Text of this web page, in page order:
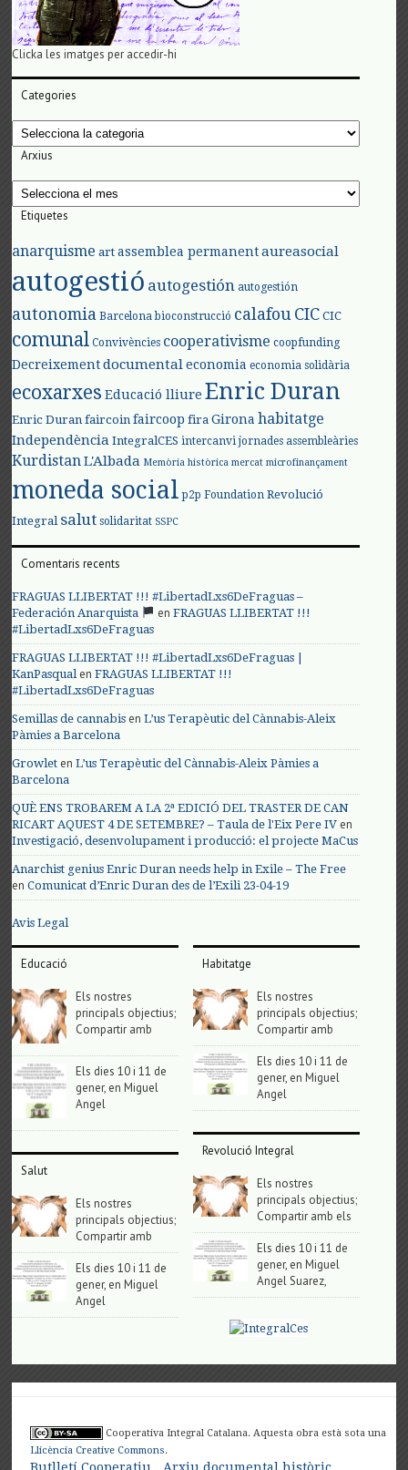
Clicka les imatges per accedir-hi
Categories
Categories
Arxius
Arxius
Etiquetes
anarquisme art assemblea permanent aureasocial
autogestió autogestión autogestión
autonomia Barcelona bioconstrucció calafou CIC CIC
comunal Convivències cooperativisme coopfunding
Decreixement documental economia economia solidària
ecoxarxes Educació lliure Enric Duran
Enric Duran faircoin faircoop fira Girona habitatge
Independència IntegralCES intercanvi jornades assembleàries
KurdistanL'Albada Memòria històrica mercat microfinançament
moneda social p2p Foundation Revolució
Integral salut solidaritat SSPC
Comentaris recents
FRAGUAS LLIBERTAT !!! #LibertadLxs6DeFraguas –
Federación Anarquista
enFRAGUAS LLIBERTAT !!!
#LibertadLxs6DeFraguas
FRAGUAS LLIBERTAT !!! #LibertadLxs6DeFraguas |
KanPasqualenFRAGUAS LLIBERTAT !!!
#LibertadLxs6DeFraguas
Semillas de cannabis enL’us Terapèutic del Cànnabis-Aleix
Pàmies a Barcelona
Growlet enL’us Terapèutic del Cànnabis-Aleix Pàmies a
Barcelona
QUÈ ENS TROBAREM A LA 2ª EDICIÓ DEL TRASTER DE CAN
RICART AQUEST 4 DE SETEMBRE? – Taula de l'Eix Pere IV en
Investigació, desenvolupament i producció: el projecte MaCus
Anarchist genius Enric Duran needs help in Exile – The Free
enComunicat d’Enric Duran des de l’Exili 23-04-19
Avis Legal
Educació
Els nostres
principals objectius;
Compartir amb
Els dies 10 i 11 de
gener, en Miguel
Angel
Salut
Els nostres
principals objectius;
Compartir amb
Els dies 10 i 11 de
gener, en Miguel
Angel
Habitatge
Els nostres
principals objectius;
Compartir amb
Els dies 10 i 11 de
gener, en Miguel
Angel
Revolució Integral
Els nostres
principals objectius;
Compartir amb els
Els dies 10 i 11 de
gener, en Miguel
Angel Suarez,
Cooperativa Integral Catalana. Aquesta obra està sota una
Llicència Creative Commons.